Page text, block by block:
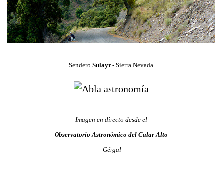
Sendero Sulayr - Sierra Nevada
Imagen en directo desde el
Observatorio Astronómico del Calar Alto
Gérgal